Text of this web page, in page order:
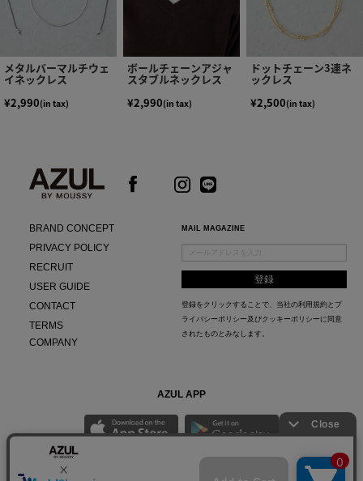
メタルバーマルチウェ
イネックレス
¥2,990(in tax)
ボールチェーンアジャ
スタブルネックレス
¥2,990(in tax)
ドットチェーン3連ネ
ックレス
¥2,500(in tax)
BRAND CONCEPT
PRIVACY POLICY
RECRUIT
USER GUIDE
CONTACT
TERMS
COMPANY
MAIL MAGAZINE
登録をクリックすることで、当社の利用規約と プ
ライバシーポリシー及びクッキーポリシー に同意
されたものとみなします。
AZUL APP
最新ニュースやスタイリング紹介までAZUL BY MOUSSYのお得な情報がいち早くチェック